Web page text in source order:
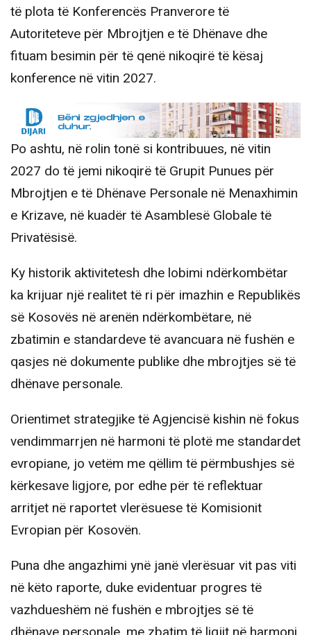
të plota të Konferencës Pranverore të
Autoriteteve për Mbrojtjen e të Dhënave dhe
fituam besimin për të qenë nikoqirë të kësaj
konference në vitin 2027.
Po ashtu, në rolin tonë si kontribuues, në vitin
2027 do të jemi nikoqirë të Grupit Punues për
Mbrojtjen e të Dhënave Personale në Menaxhimin
e Krizave, në kuadër të Asamblesë Globale të
Privatësisë.
Ky historik aktivitetesh dhe lobimi ndërkombëtar
ka krijuar një realitet të ri për imazhin e Republikës
së Kosovës në arenën ndërkombëtare, në
zbatimin e standardeve të avancuara në fushën e
qasjes në dokumente publike dhe mbrojtjes së të
dhënave personale.
Orientimet strategjike të Agjencisë kishin në fokus
vendimmarrjen në harmoni të plotë me standardet
evropiane, jo vetëm me qëllim të përmbushjes së
kërkesave ligjore, por edhe për të reflektuar
arritjet në raportet vlerësuese të Komisionit
Evropian për Kosovën.
Puna dhe angazhimi ynë janë vlerësuar vit pas viti
në këto raporte, duke evidentuar progres të
vazhdueshëm në fushën e mbrojtjes së të